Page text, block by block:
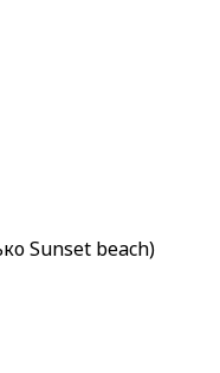
Sunset beach)